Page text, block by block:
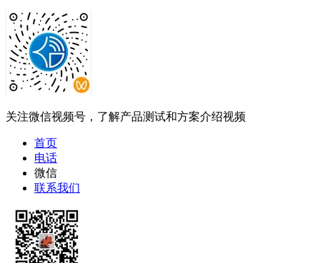
关注微信视频号，了解产品测试和方案介绍视频
首页
电话
微信
联系我们